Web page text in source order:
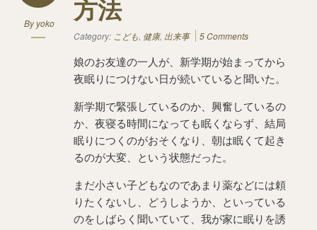
Byyoko 方法
Category: こども, 健康, 出来事 5 Comments
娘のお友達の一人が、新学期が始まってから
夜眠りにつけない日が続いていると聞いた。
新学期で緊張しているのか、興奮しているの
か、夜寝る時間になっても眠くならず、結局
眠りにつくのがおそくなり、朝は眠くて起き
るのが大変、という状態だった。
まだ小さい子どもなのであまり薬などには頼
りたくないし、どうしようか、といっている
のをしばらく聞いていて、我が家に眠りを誘